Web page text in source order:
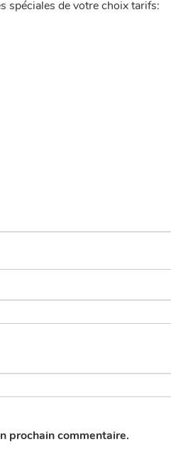
spéciales de votre choix tarifs:
prochain commentaire.